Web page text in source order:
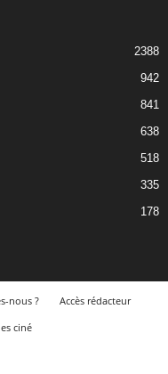
2388
942
841
638
518
335
178
nous ?
Accès rédacteur
ciné